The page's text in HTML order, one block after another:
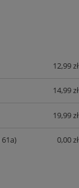
kosztów
12,99 zł
14,99 zł
19,99 zł
0,00 zł